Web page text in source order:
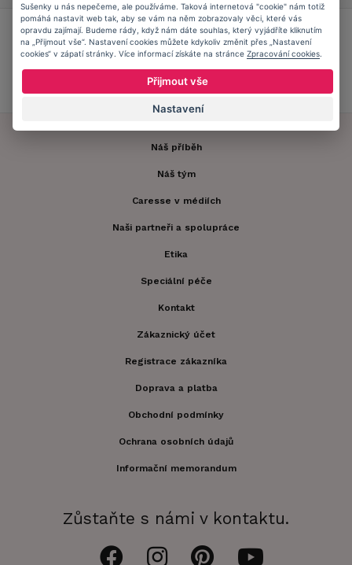
Přidejte se doCaresse Clubu!
ZJISTIT VÍCE
Náš příběh
Náš tým
Caresse v médiích
Naši partneři a spolupráce
Etika
Speciální péče
Kontakt
Zákaznický účet
Registrace zákazníka
Doprava a platba
Obchodní podmínky
Ochrana osobních údajů
Informační memorandum
Zůstaňte s námi v kontaktu.
Sušenky u nás nepečeme, ale používáme. Taková internetová "cookie" nám totiž
pomáhá nastavit web tak, aby se vám na něm zobrazovaly věci, které vás
opravdu zajímají. Budeme rády, když nám dáte souhlas, který vyjádříte kliknutím
na „Přijmout vše“. Nastavení cookies můžete kdykoliv změnit přes „Nastavení
cookies“ v zápatí stránky. Více informací získáte na stránce Zpracování cookies
Přijmout vše
Nastavení